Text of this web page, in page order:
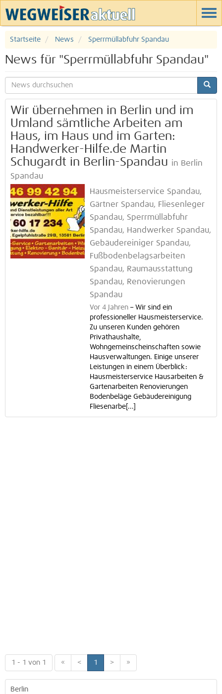
Startseite News Sperrmüllabfuhr Spandau
News für "Sperrmüllabfuhr Spandau"
Wir übernehmen in Berlin und im
Umland sämtliche Arbeiten am
Haus, im Haus und im Garten:
Handwerker-Hilfe.de Martin
Schugardt in Berlin-Spandau in Berlin
Spandau
Hausmeisterservice Spandau,
Gärtner Spandau, Fliesenleger
Spandau, Sperrmüllabfuhr
Spandau, Handwerker Spandau,
Gebäudereiniger Spandau,
Fußbodenbelagsarbeiten
Spandau, Raumausstattung
Spandau, Renovierungen
Spandau
Vor 4 Jahren – Wir sind ein
professioneller Hausmeisterservice.
Zu unseren Kunden gehören
Privathaushalte,
Wohngemeinscheinschaften sowie
Hausverwaltungen. Einige unserer
Leistungen in einem Überblick:
Hausmeisterservice Hausarbeiten &
Gartenarbeiten Renovierungen
Bodenbeläge Gebäudereinigung
Fliesenarbe[...]
1 - 1 von 1 « < 1 > »
Berlin